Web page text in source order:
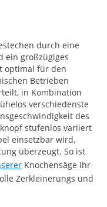
durch eine
ein großzügiges
optimal für den
Betrieben
in Kombination
verschiedenste
des
stufenlos variiert
einsetzbar wird,
überzeugt. So ist
Knochensäge ihr
Zerkleinerungs­ und